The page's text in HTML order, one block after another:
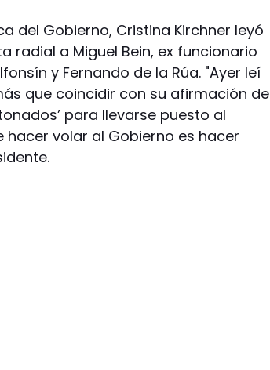
del Gobierno, Cristina Kirchner leyó
radial a Miguel Bein, ex funcionario
y Fernando de la Rúa. "Ayer leí
que coincidir con su afirmación de
para llevarse puesto al
hacer volar al Gobierno es hacer